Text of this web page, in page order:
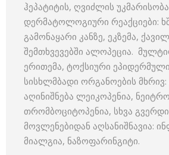
ჰეპატიტის, ღვიძლის
დერმატოლოგიური რეაქციები:
გამონაყარი კანზე, ეკზემა,
შემთხვევებში ალოპეცია.
ერითემა, ტოქსიური
სისხლმბადი ორგანოების
აღინიშნება ლეიკოპენია,
თრომბოციტოპენია, სხვა
მოვლენებიდან აღსანიშნავია:
მიალგია, ნაზოფარინგიტი.